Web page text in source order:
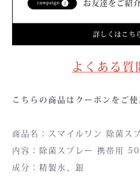
よくある質
こちらの商品はクーポンをご使
商品名：スマイルワン 除菌ス
内容：除菌スプレー 携帯用
成分：精製水、銀